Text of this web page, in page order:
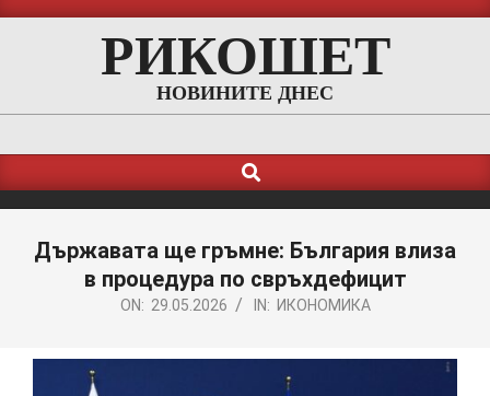
Skip
РИКОШЕТ
НОВИНИТЕ ДНЕС
Navigation
Search
Държавата ще гръмне: България влиза
в процедура по свръхдефицит
ON: 29.05.2026 IN: ИКОНОМИКА